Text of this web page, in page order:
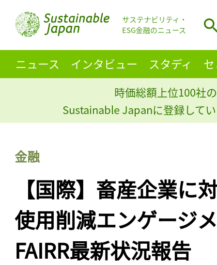
サステナビリティ・
ESG金融のニュース
ニュース インタビュー スタディ
時価総額上位100社
Sustainable Japanに登録して
金融
【国際】畜産企業に
使用削減エンゲージ
FAIRR最新状況報告